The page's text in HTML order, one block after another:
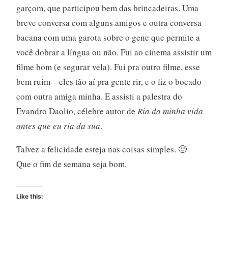
garçom, que participou bem das brincadeiras. Uma
breve conversa com alguns amigos e outra conversa
bacana com uma garota sobre o gene que permite a
você dobrar a língua ou não. Fui ao cinema assistir um
filme bom (e segurar vela). Fui pra outro filme, esse
bem ruim – eles tão aí pra gente rir, e o fiz o bocado
com outra amiga minha. E assisti a palestra do
Evandro Daolio, célebre autor de Ria da minha vida
antes que eu ria da sua.
Talvez a felicidade esteja nas coisas simples. 🙂
Que o fim de semana seja bom.
Like this: